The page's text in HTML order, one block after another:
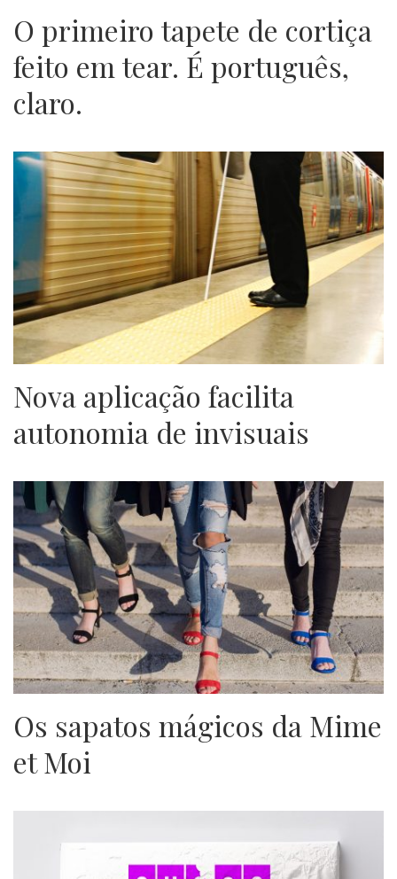
O primeiro tapete de cortiça
feito em tear. É português,
claro.
Nova aplicação facilita
autonomia de invisuais
Os sapatos mágicos da Mime
et Moi